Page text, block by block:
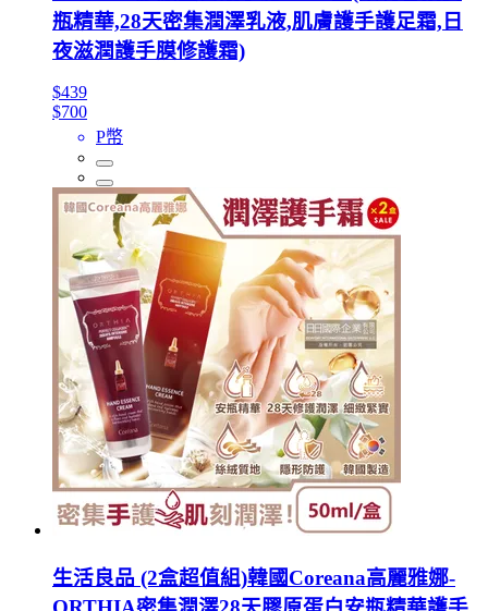
瓶精華,28天密集潤澤乳液,肌膚護手護足霜,日
夜滋潤護手膜修護霜)
$439
$700
P幣
生活良品 (2盒超值組)韓國Coreana高麗雅娜-